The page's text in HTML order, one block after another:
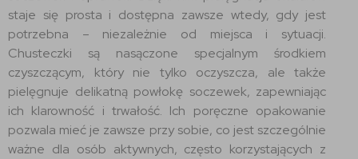
staje się prosta i dostępna zawsze wtedy, gdy jest
potrzebna – niezależnie od miejsca i sytuacji.
Chusteczki są nasączone specjalnym środkiem
czyszczącym, który nie tylko oczyszcza, ale także
pielęgnuje delikatną powłokę soczewek, zapewniając
ich klarowność i trwałość. Ich poręczne opakowanie
pozwala mieć je zawsze przy sobie, co jest szczególnie
ważne dla osób aktywnych, często korzystających z